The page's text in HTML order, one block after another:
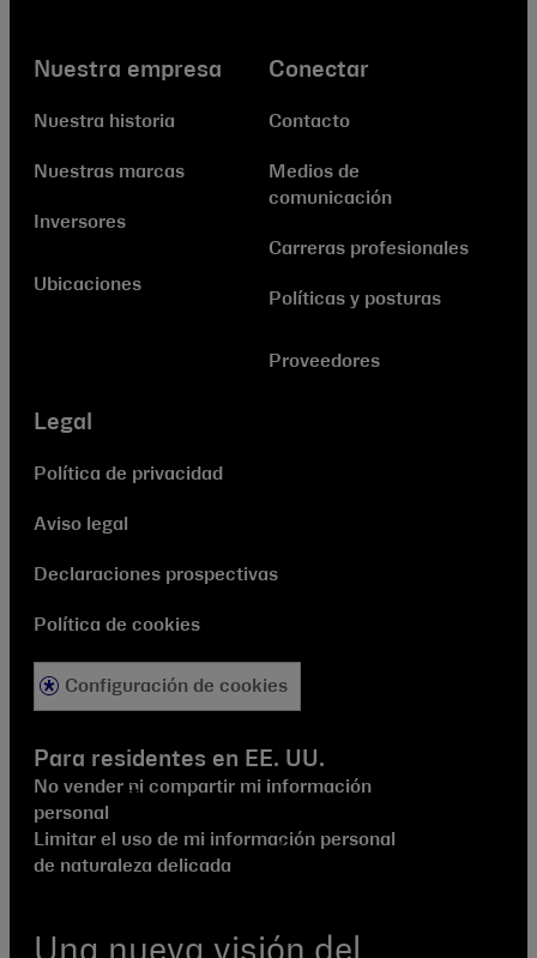
Nuestra empresa
Nuestra historia
Nuestras marcas
Inversores
Ubicaciones
Conectar
Contacto
Medios de
comunicación
Carreras profesionales
Políticas y posturas
Proveedores
Legal
Política de privacidad
Aviso legal
Declaraciones prospectivas
Política de cookies
Configuración de cookies
Para residentes en EE. UU.
No vender ni compartir mi información
personal
Limitar el uso de mi información personal
de naturaleza delicada